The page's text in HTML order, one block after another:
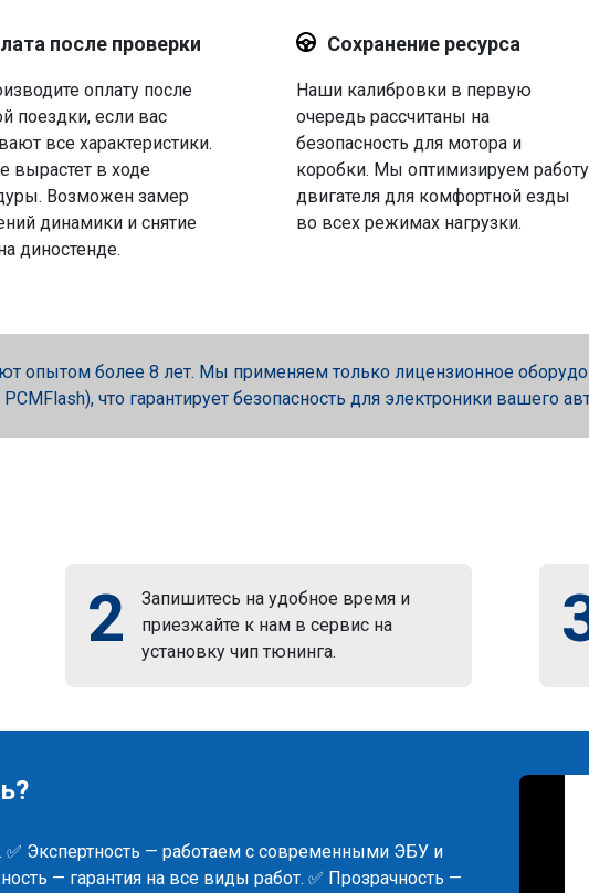
после проверки
оплату после
поездки, если вас
все характеристики.
вырастет в ходе
Возможен замер
динамики и снятие
диностенде.
Сохранение ресурса
Наши калибровки в первую
очередь рассчитаны на
безопасность для мотора и
коробки. Мы оптимизируем работу
двигателя для комфортной езды
во всех режимах нагрузки.
опытом более 8 лет. Мы применяем только лицензионное
что гарантирует безопасность для электроники вашего
2
Запишитесь на удобное время и
приезжайте к нам в сервис на
установку чип тюнинга.
Экспертность — работаем с современными ЭБУ и
— гарантия на все виды работ. ✅ Прозрачность —